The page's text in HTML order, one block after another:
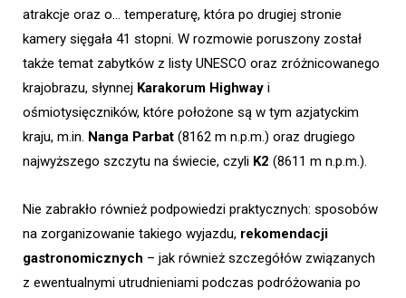
atrakcje oraz o… temperaturę, która po drugiej stronie
kamery sięgała 41 stopni. W rozmowie poruszony został
także temat zabytków z listy UNESCO oraz zróżnicowanego
krajobrazu, słynnej Karakorum Highway i
ośmiotysięczników, które położone są w tym azjatyckim
kraju, m.in. Nanga Parbat (8162 m n.p.m.) oraz drugiego
najwyższego szczytu na świecie, czyli K2 (8611 m n.p.m.).
Nie zabrakło również podpowiedzi praktycznych: sposobów
na zorganizowanie takiego wyjazdu, rekomendacji
gastronomicznych – jak również szczegółów związanych
z ewentualnymi utrudnieniami podczas podróżowania po